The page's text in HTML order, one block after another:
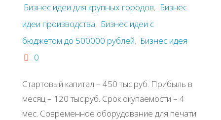
Бизнес идеи для крупных городов, Бизнес
идеи производства, Бизнес идеи с
бюджетом до 500000 рублей, Бизнес идея
0
Стартовый капитал – 450 тыс.руб. Прибыль в
месяц – 120 тыс.руб. Срок окупаемости – 4
мес. Современное оборудование для печати